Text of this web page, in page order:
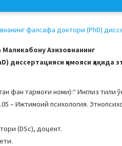
фалсафа доктори (PhD)
Азизовнанинг
диссертацияси ҳимояси ҳақида
тармоғи номи):“ Инглиз тили
– Ижтимоий психология.
(DSc), доцент.